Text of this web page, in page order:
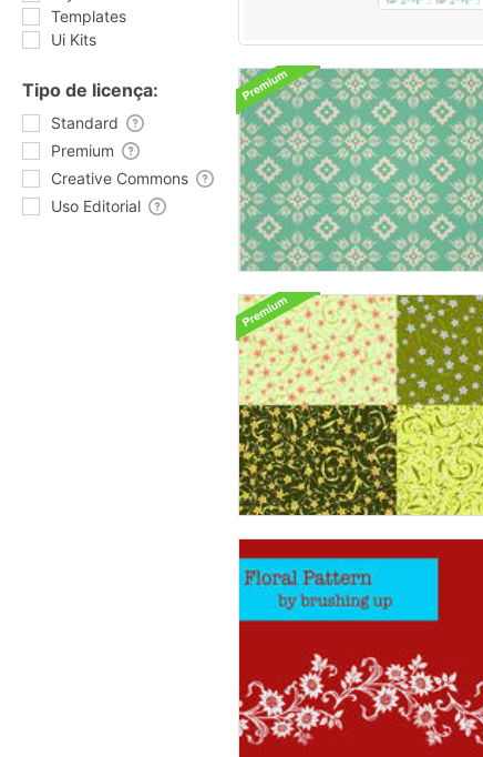
Templates
Ui Kits
Tipo de licença:
Standard
Premium
Creative Commons
Uso Editorial